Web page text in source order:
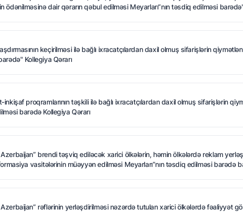
ödənilməsinə dair qərarın qəbul edilməsi Meyarları”nın təsdiq edilməsi
keçirilməsi ilə bağlı ixracatçılardan daxil olmuş sifarişlərin
Kollegiya Qərarı
inkişaf proqramlarının təşkili ilə bağlı ixracatçılardan daxil olmuş sifarişlərin
barədə Kollegiya Qərarı
brendi təşviq ediləcək xarici ölkələrin, həmin ölkələrdə reklam
vasitələrinin müəyyən edilməsi Meyarları”nın təsdiq edilməsi barədə
rəflərinin yerləşdirilməsi nəzərdə tutulan xarici ölkələrdə fəaliyyət